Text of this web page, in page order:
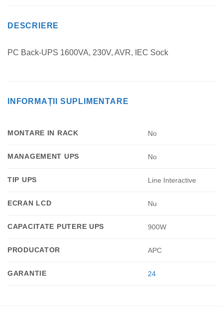
DESCRIERE
PC Back-UPS 1600VA, 230V, AVR, IEC Sock
INFORMAȚII SUPLIMENTARE
MONTARE IN RACK No
MANAGEMENT UPS No
TIP UPS Line Interactive
ECRAN LCD Nu
CAPACITATE PUTERE UPS 900W
PRODUCATOR APC
GARANTIE 24